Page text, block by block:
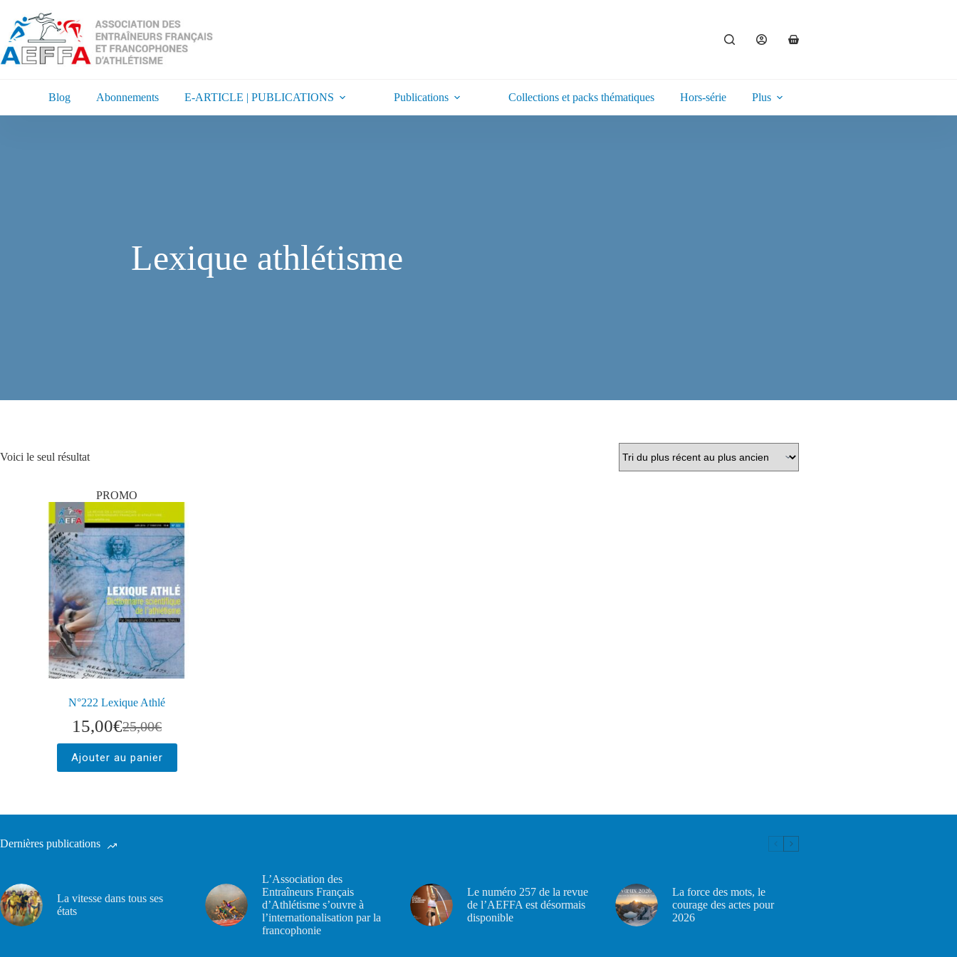
Blog Abonnements E-ARTICLE | PUBLICATIONS Publications Collections et packs thématiques Hors-série Plus
Lexique athlétisme
Voici le seul résultat
PROMO
N°222 Lexique Athlé
25,00€
15,00€
Ajouter au panier
Dernières publications
La vitesse dans tous ses
états
L’Association des
Entraîneurs Français
d’Athlétisme s’ouvre à
l’internationalisation par la
francophonie
Le numéro 257 de la revue
de l’AEFFA est désormais
disponible
La force des mots, le
courage des actes pour
2026